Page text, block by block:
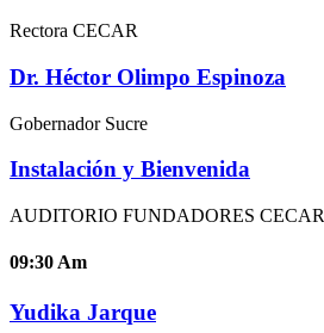
Rectora CECAR
Dr. Héctor Olimpo Espinoza
Gobernador Sucre
Instalación y Bienvenida
AUDITORIO FUNDADORES CECAR
09:30Am
Yudika Jarque